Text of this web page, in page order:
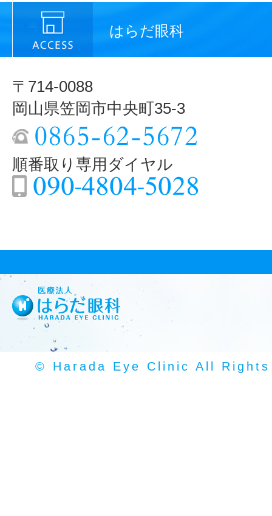
はらだ眼科
〒714-0088
岡山県笠岡市中央町35-3
順番取り専用ダイヤル
© Harada Eye Clinic All